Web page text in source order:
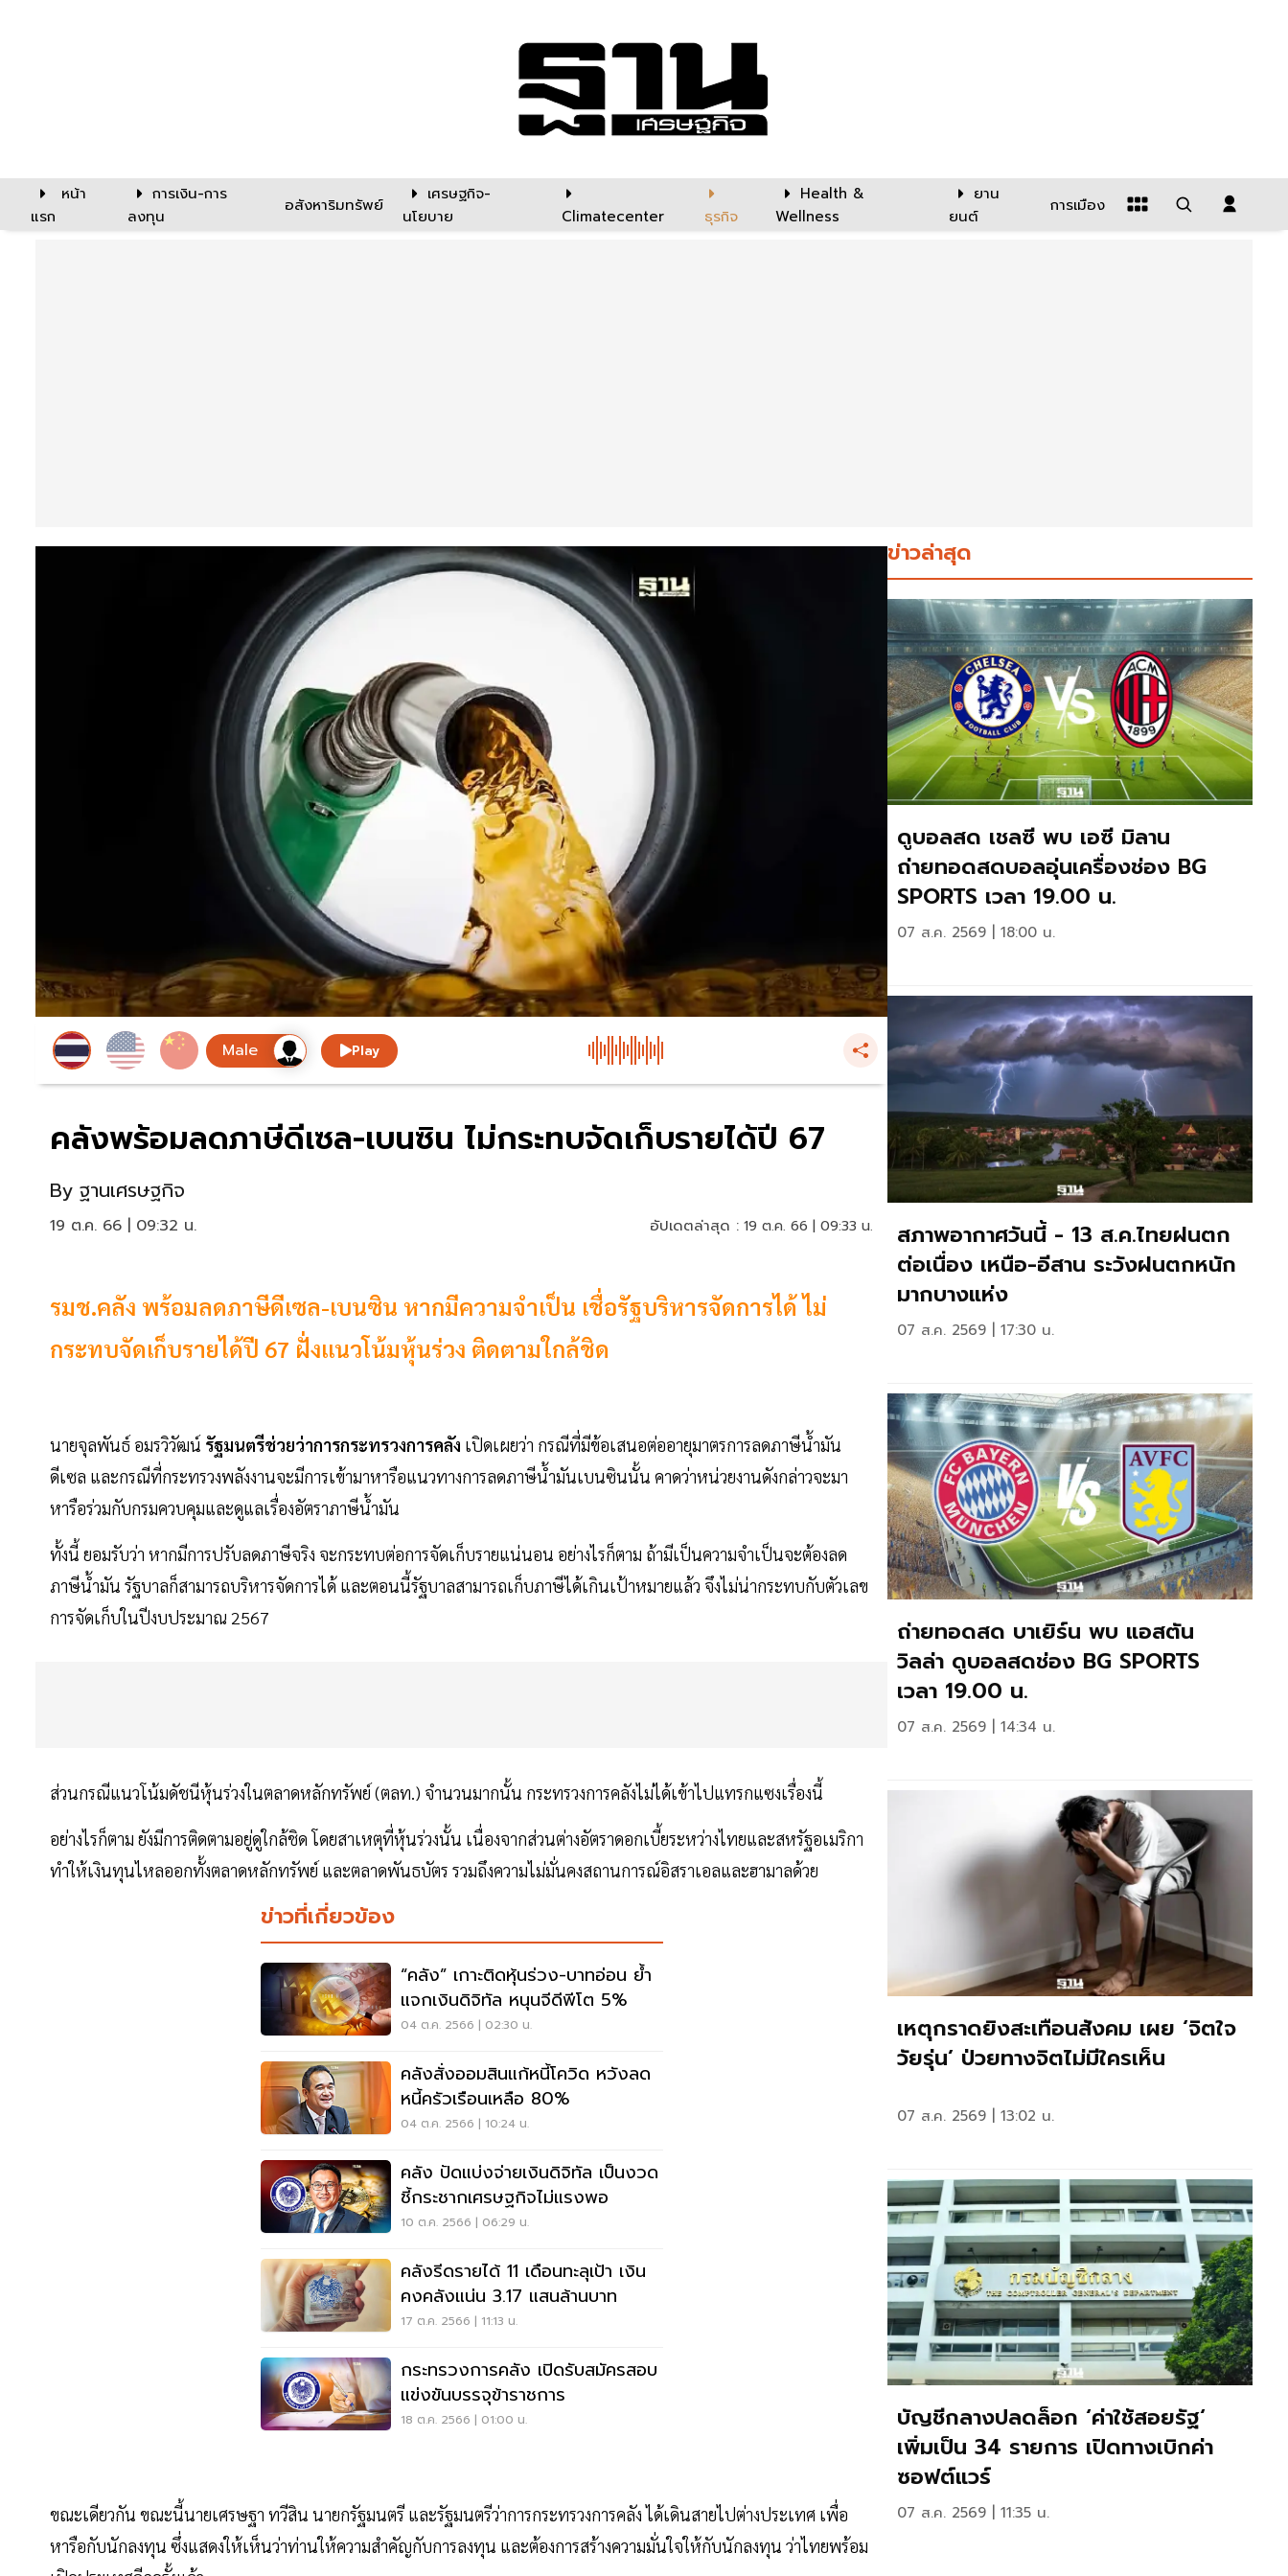
หน้า
แรก
การเงิน-การ
ลงทุน
อสังหาริมทรัพย์
เศรษฐกิจ-
นโยบาย
Climatecenter ธุรกิจ
Health &
Wellness
ยาน
ยนต์
การเมือง
Play
คลังพร้อมลดภาษีดีเซล-เบนซิน ไม่กระทบจัดเก็บรายได้ปี 67
By ฐานเศรษฐกิจ
19 ต.ค. 66 | 09:32 น. อัปเดตล่าสุด : 19 ต.ค. 66 | 09:33 น.
รมช.คลัง พร้อมลดภาษีดีเซล-เบนซิน หากมีความจำเป็น เชื่อรัฐบริหารจัดการได้ ไม่
กระทบจัดเก็บรายได้ปี 67 ฝั่งแนวโน้มหุ้นร่วง ติดตามใกล้ชิด
นายจุลพันธ์ อมรวิวัฒน์ รัฐมนตรีช่วยว่าการกระทรวงการคลัง เปิดเผยว่า กรณีที่มีข้อเสนอต่ออายุมาตรการลดภาษีน้ำมัน
ดีเซล และกรณีที่กระทรวงพลังงานจะมีการเข้ามาหารือแนวทางการลดภาษีน้ำมันเบนซินนั้น คาดว่าหน่วยงานดังกล่าวจะมา
หารือร่วมกับกรมควบคุมและดูแลเรื่องอัตราภาษีน้ำมัน
ทั้งนี้ ยอมรับว่า หากมีการปรับลดภาษีจริง จะกระทบต่อการจัดเก็บรายแน่นอน อย่างไรก็ตาม ถ้ามีเป็นความจำเป็นจะต้องลด
ภาษีน้ำมัน รัฐบาลก็สามารถบริหารจัดการได้ และตอนนี้รัฐบาลสามารถเก็บภาษีได้เกินเป้าหมายแล้ว จึงไม่น่ากระทบกับตัวเลข
การจัดเก็บในปีงบประมาณ 2567
ส่วนกรณีแนวโน้มดัชนีหุ้นร่วงในตลาดหลักทรัพย์ (ตลท.) จำนวนมากนั้น กระทรวงการคลังไม่ได้เข้าไปแทรกแซงเรื่องนี้
อย่างไรก็ตาม ยังมีการติดตามอยู่ดูใกล้ชิด โดยสาเหตุที่หุ้นร่วงนั้น เนื่องจากส่วนต่างอัตราดอกเบี้ยระหว่างไทยและสหรัฐอเมริกา
ทำให้เงินทุนไหลออกทั้งตลาดหลักทรัพย์ และตลาดพันธบัตร รวมถึงความไม่มั่นคงสถานการณ์อิสราเอลและฮามาลด้วย
ข่าวที่เกี่ยวข้อง
“คลัง” เกาะติดหุ้นร่วง-บาทอ่อน ย้ำ
แจกเงินดิจิทัล หนุนจีดีพีโต 5%
04 ต.ค. 2566 | 02:30 น.
คลังสั่งออมสินแก้หนี้โควิด หวังลด
หนี้ครัวเรือนเหลือ 80%
04 ต.ค. 2566 | 10:24 น.
คลัง ปัดแบ่งจ่ายเงินดิจิทัล เป็นงวด
ชี้กระชากเศรษฐกิจไม่แรงพอ
10 ต.ค. 2566 | 06:29 น.
คลังรีดรายได้ 11 เดือนทะลุเป้า เงิน
คงคลังแน่น 3.17 แสนล้านบาท
17 ต.ค. 2566 | 11:13 น.
กระทรวงการคลัง เปิดรับสมัครสอบ
แข่งขันบรรจุข้าราชการ
18 ต.ค. 2566 | 01:00 น.
ขณะเดียวกัน ขณะนี้นายเศรษฐา ทวีสิน นายกรัฐมนตรี และรัฐมนตรีว่าการกระทรวงการคลัง ได้เดินสายไปต่างประเทศ เพื่อ
หารือกับนักลงทุน ซึ่งแสดงให้เห็นว่าท่านให้ความสำคัญกับการลงทุน และต้องการสร้างความมั่นใจให้กับนักลงทุน ว่าไทยพร้อม
ข่าวล่าสุด
ดูบอลสด เชลซี พบ เอซี มิลาน
ถ่ายทอดสดบอลอุ่นเครื่องช่อง BG
SPORTS เวลา 19.00 น.
07 ส.ค. 2569 | 18:00 น.
สภาพอากาศวันนี้ - 13 ส.ค.ไทยฝนตก
ต่อเนื่อง เหนือ-อีสาน ระวังฝนตกหนัก
มากบางแห่ง
07 ส.ค. 2569 | 17:30 น.
ถ่ายทอดสด บาเยิร์น พบ แอสตัน
วิลล่า ดูบอลสดช่อง BG SPORTS
เวลา 19.00 น.
07 ส.ค. 2569 | 14:34 น.
เหตุกราดยิงสะเทือนสังคม เผย ‘จิตใจ
วัยรุ่น’ ป่วยทางจิตไม่มีใครเห็น
07 ส.ค. 2569 | 13:02 น.
บัญชีกลางปลดล็อก ‘ค่าใช้สอยรัฐ‘
เพิ่มเป็น 34 รายการ เปิดทางเบิกค่า
ซอฟต์แวร์
07 ส.ค. 2569 | 11:35 น.